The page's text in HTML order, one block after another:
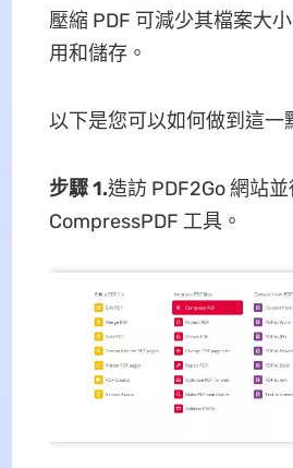
壓縮 PDF 可減少其檔案大
用和儲存。
以下是您可以如何做到這一
步驟 1.造訪 PDF2Go 網站
CompressPDF 工具。